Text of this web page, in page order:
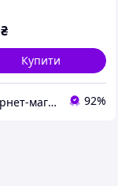
₴
Купити
Інтернет-магазин Optom7km.net - опт та роздріб товарів Одесса, ринок 7км 92%